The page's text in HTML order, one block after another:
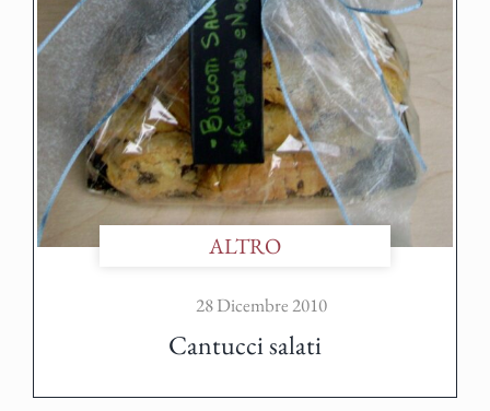
ALTRO
28 Dicembre 2010
Cantucci salati